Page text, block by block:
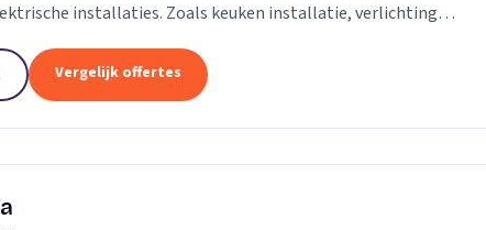
installaties. Zoals keuken installatie, verlichting
Vergelijk offertes